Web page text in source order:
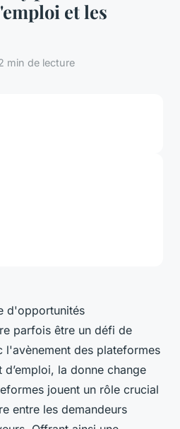
et les
min de lecture
d'opportunités
parfois être un défi de
l'avènement des plateformes
la donne change
jouent un rôle crucial
entre les demandeurs